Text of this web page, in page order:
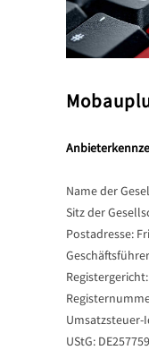
Name der
Sitz der
Postadresse:
Umsatzsteuer-
UStG: